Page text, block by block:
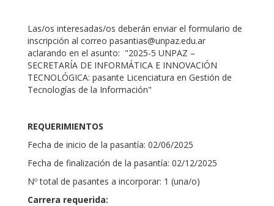
Las/os interesadas/os deberán enviar el formulario de
inscripción al correo pasantias@unpaz.edu.ar
aclarando en el asunto: "2025-5 UNPAZ –
SECRETARÍA DE INFORMÁTICA E INNOVACIÓN
TECNOLÓGICA: pasante Licenciatura en Gestión de
Tecnologías de la Información"
REQUERIMIENTOS
Fecha de inicio de la pasantía: 02/06/2025
Fecha de finalización de la pasantía: 02/12/2025
Nº total de pasantes a incorporar: 1 (una/o)
Carrera requerida: